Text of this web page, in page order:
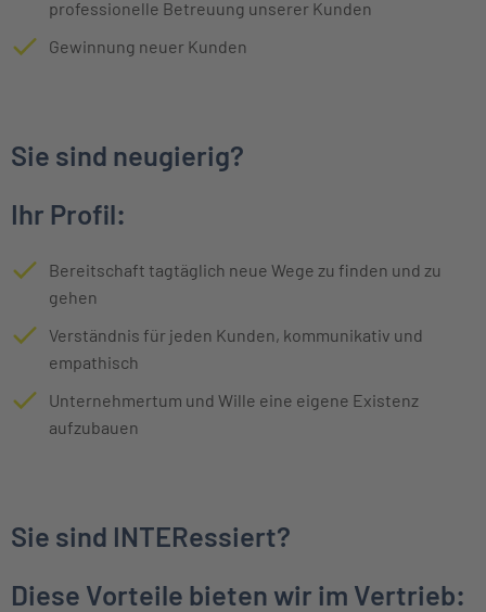
professionelle Betreuung unserer Kunden
Gewinnung neuer Kunden
Sie sind neugierig?
Ihr Profil:
Bereitschaft tagtäglich neue Wege zu finden und zu
gehen
Verständnis für jeden Kunden, kommunikativ und
empathisch
Unternehmertum und Wille eine eigene Existenz
aufzubauen
Sie sind INTERessiert?
Diese Vorteile bieten wir im Vertrieb: